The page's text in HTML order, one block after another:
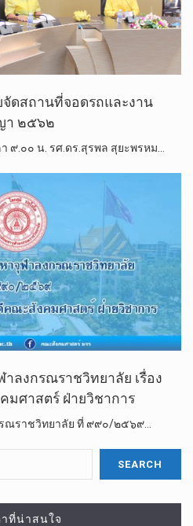
ดสถานที่จอดรถ​และงาน
า ๒๕๖๒
๙.๐๐​ น.​ รศ.ดร.สุรพล​ สุ​ยะ​พรหม​…
ลง​ก​รณ​ราช​วิทยาลัย เรื่อง​
ศาสตร์​ ฝ่าย​วิชาการ
ณ​ราช​วิทยาลัย ที่ ๙๙๐/๒๕๖๙…
าที่น่าสนใจ